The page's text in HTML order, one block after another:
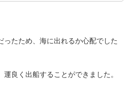
ったため、海に出れるか心配でした
良く出船することができました。